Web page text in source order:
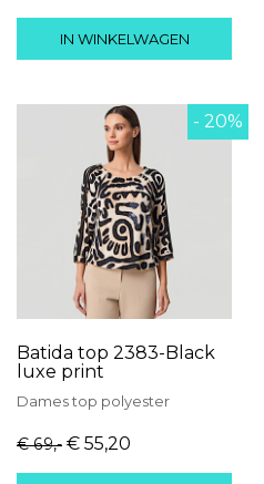
IN WINKELWAGEN
- 20%
Batida top 2383-Black
luxe print
Damestop polyester
€ 69,- € 55,20